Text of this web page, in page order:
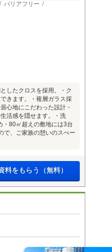
バリアフリー
したクロスを採用。・ク
きます。・複層ガラス採
心地にこだわった設計・
活感を隠せます。・洗
80㎡超えの敷地には3台
で、ご家族の憩いのスぺー
料をもらう（無料）